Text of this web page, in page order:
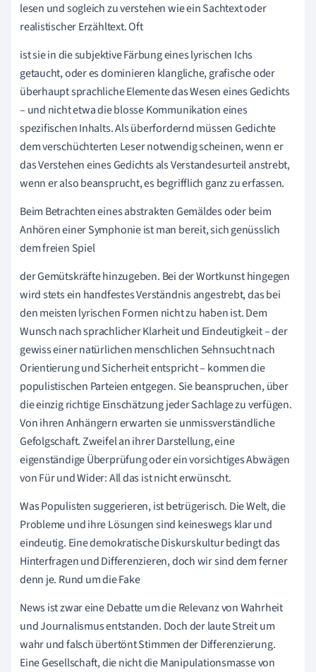
lesen und sogleich zu verstehen wie ein Sachtext oder
realistischer Erzähltext. Oft
ist sie in die subjektive Färbung eines lyrischen Ichs
getaucht, oder es dominieren klangliche, grafische oder
überhaupt sprachliche Elemente das Wesen eines Gedichts
– und nicht etwa die blosse Kommunikation eines
spezifischen Inhalts. Als überfordernd müssen Gedichte
dem verschüchterten Leser notwendig scheinen, wenn er
das Verstehen eines Gedichts als Verstandesurteil anstrebt,
wenn er also beansprucht, es begrifflich ganz zu erfassen.
Beim Betrachten eines abstrakten Gemäldes oder beim
Anhören einer Symphonie ist man bereit, sich genüsslich
dem freien Spiel
der Gemütskräfte hinzugeben. Bei der Wortkunst hingegen
wird stets ein handfestes Verständnis angestrebt, das bei
den meisten lyrischen Formen nicht zu haben ist. Dem
Wunsch nach sprachlicher Klarheit und Eindeutigkeit – der
gewiss einer natürlichen menschlichen Sehnsucht nach
Orientierung und Sicherheit entspricht – kommen die
populistischen Parteien entgegen. Sie beanspruchen, über
die einzig richtige Einschätzung jeder Sachlage zu verfügen.
Von ihren Anhängern erwarten sie unmissverständliche
Gefolgschaft. Zweifel an ihrer Darstellung, eine
eigenständige Überprüfung oder ein vorsichtiges Abwägen
von Für und Wider: All das ist nicht erwünscht.
Was Populisten suggerieren, ist betrügerisch. Die Welt, die
Probleme und ihre Lösungen sind keineswegs klar und
eindeutig. Eine demokratische Diskurskultur bedingt das
Hinterfragen und Differenzieren, doch wir sind dem ferner
denn je. Rund um die Fake
News ist zwar eine Debatte um die Relevanz von Wahrheit
und Journalismus entstanden. Doch der laute Streit um
wahr und falsch übertönt Stimmen der Differenzierung.
Eine Gesellschaft, die nicht die Manipulationsmasse von